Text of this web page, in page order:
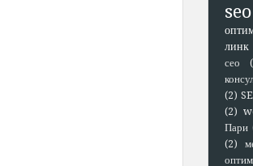
seo
линк
сео
(2)
(2)
Пари
(2)